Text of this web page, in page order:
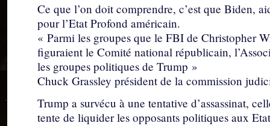
Ce que l’on doit comprendre, c’est que Biden,
pour l’Etat Profond américain.
« Parmi les groupes que le FBI de Christopher
figuraient le Comité national républicain,
les groupes politiques de Trump »
Chuck Grassley président de la commission
Trump a survécu à une tentative d’assassinat,
tente de liquider les opposants politiques aux